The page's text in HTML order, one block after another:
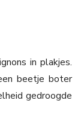
in plakjes.
beetje boter
gedroogde